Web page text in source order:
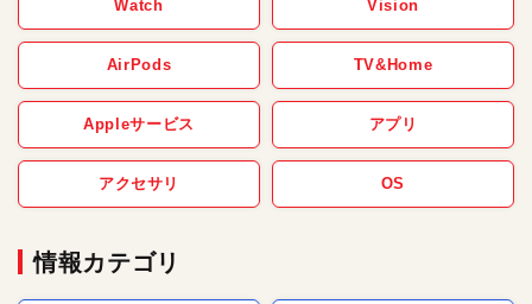
Watch Vision
AirPods TV&Home
Appleサービス アプリ
アクセサリ OS
情報カテゴリ